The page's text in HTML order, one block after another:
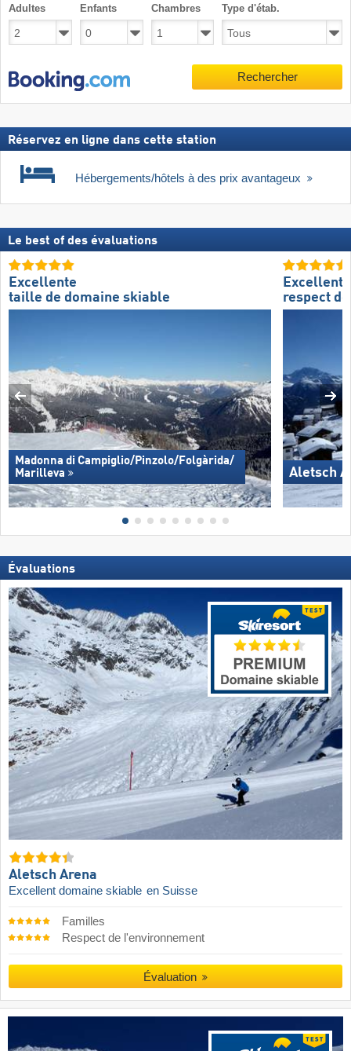
Adultes Enfants Chambres Type d'étab.
Rechercher
Réservez en ligne dans cette station
Hébergements/hôtels à des prix avantageux
Le best of des évaluations
Excellente
taille de domaine skiable
Madonna di Campiglio/​Pinzolo/​Folgàrida/​
Marilleva
Excellent
respect
Aletsch
Évaluations
Aletsch Arena
Excellent domaine skiable en Suisse
Familles
Respect de l'environnement
Évaluation